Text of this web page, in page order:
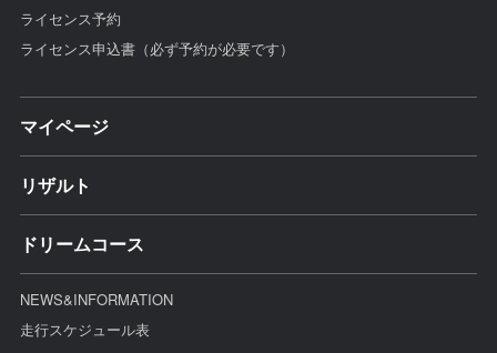
ライセンス予約
ライセンス申込書（必ず予約が必要です）
マイページ
リザルト
ドリームコース
NEWS&INFORMATION
走行スケジュール表